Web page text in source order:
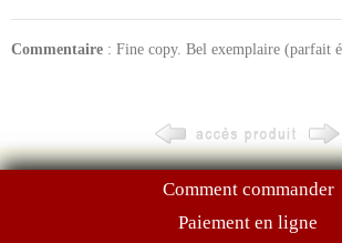
Commentaire : Fine copy. Bel exemplaire (parfait
Comment commander
Paiement en ligne